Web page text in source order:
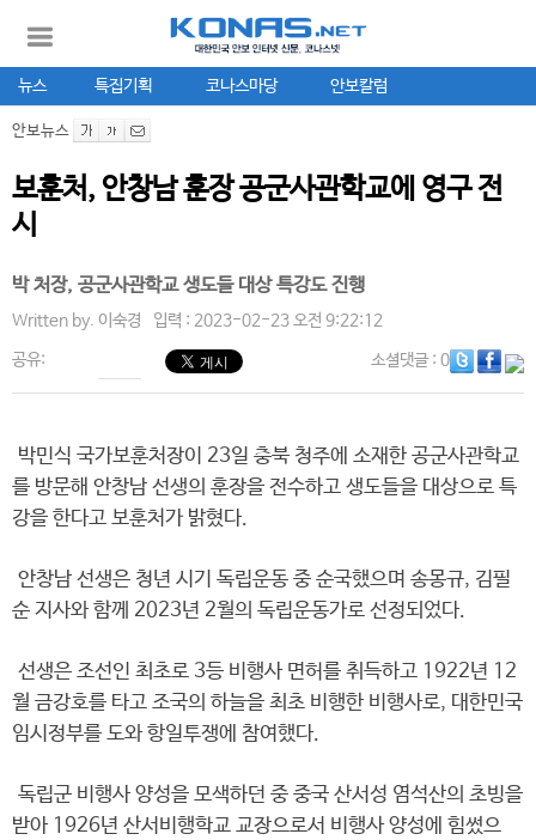
뉴스 특집기획 코나스마당 안보칼럼
안보뉴스
보훈처, 안창남 훈장 공군사관학교에 영구 전
시
박 처장, 공군사관학교 생도들 대상 특강도 진행
Written by. 이숙경 입력 : 2023-02-23 오전 9:22:12
공유: 소셜댓글: 0
박민식 국가보훈처장이 23일 충북 청주에 소재한 공군사관학교
를 방문해 안창남 선생의 훈장을 전수하고 생도들을 대상으로 특
강을 한다고 보훈처가 밝혔다.
안창남 선생은 청년 시기 독립운동 중 순국했으며 송몽규, 김필
순 지사와 함께 2023년 2월의 독립운동가로 선정되었다.
선생은 조선인 최초로 3등 비행사 면허를 취득하고 1922년 12
월 금강호를 타고 조국의 하늘을 최초 비행한 비행사로, 대한민국
임시정부를 도와 항일투쟁에 참여했다.
독립군 비행사 양성을 모색하던 중 중국 산서성 염석산의 초빙을
받아 1926년 산서비행학교 교장으로서 비행사 양성에 힘썼으